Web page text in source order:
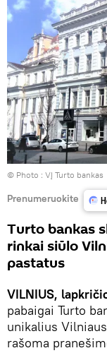
© Photo : VĮ Turto bankas
Prenumeruokite
Turto bankas
rinkai siūlo
pastatus
VILNIUS,
pabaigai Turto
unikalius
rašoma